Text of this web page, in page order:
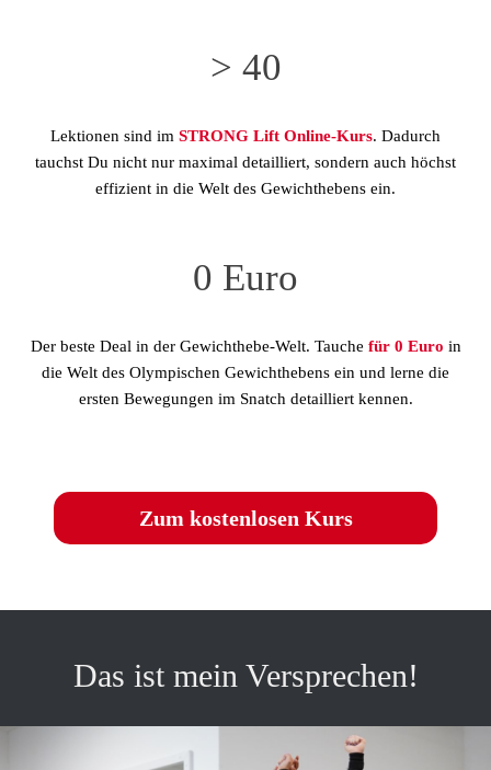
> 40
Lektionen sind im STRONG Lift Online-Kurs. Dadurch
tauchst Du nicht nur maximal detailliert, sondern auch höchst
effizient in die Welt des Gewichthebens ein.
0 Euro
Der beste Deal in der Gewichthebe-Welt. Tauche für 0 Euro in
die Welt des Olympischen Gewichthebens ein und lerne die
ersten Bewegungen im Snatch detailliert kennen.
Zum kostenlosen Kurs
Das ist mein Versprechen!